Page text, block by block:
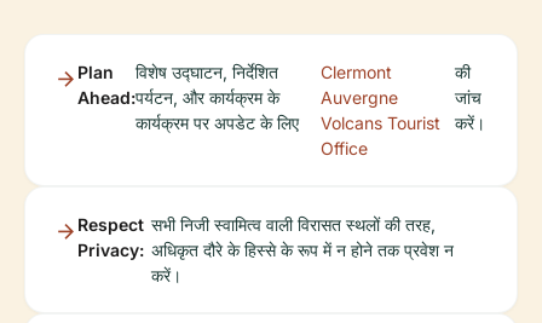
Plan
Ahead:
विशेष उद्घाटन, निर्देशित
पर्यटन, और कार्यक्रम के
कार्यक्रम पर अपडेट के लिए
Clermont
Auvergne
Volcans Tourist
Office
की
जांच
करें।
Respect
Privacy:
सभी निजी स्वामित्व वाली विरासत स्थलों की तरह,
अधिकृत दौरे के हिस्से के रूप में न होने तक प्रवेश न
करें।